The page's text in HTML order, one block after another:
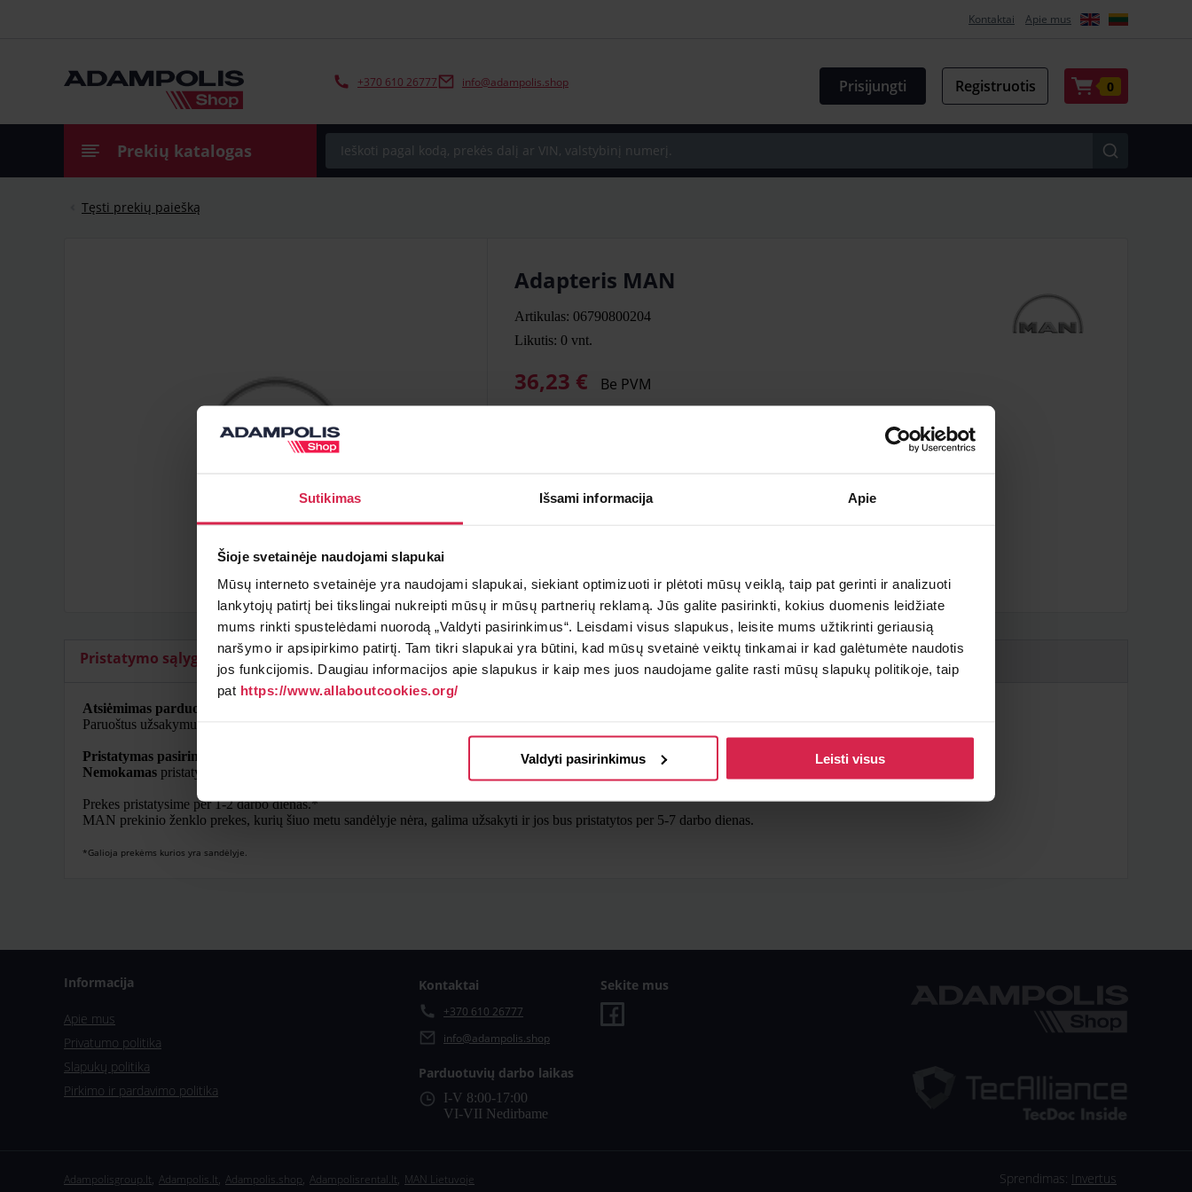
Sutikimas Išsami informacija Apie
Šioje svetainėje naudojami slapukai
Mūsų interneto svetainėje yra naudojami slapukai, siekiant optimizuoti ir plėtoti mūsų veiklą, taip pat gerinti ir analizuoti
lankytojų patirtį bei tikslingai nukreipti mūsų ir mūsų partnerių reklamą. Jūs galite pasirinkti, kokius duomenis leidžiate
mums rinkti spustelėdami nuorodą „Valdyti pasirinkimus“. Leisdami visus slapukus, leisite mums užtikrinti geriausią
naršymo ir apsipirkimo patirtį. Tam tikri slapukai yra būtini, kad mūsų svetainė veiktų tinkamai ir kad galėtumėte naudotis
jos funkcijomis. Daugiau informacijos apie slapukus ir kaip mes juos naudojame galite rasti mūsų slapukų politikoje, taip
pat https://www.allaboutcookies.org/
Valdyti pasirinkimus Leisti visus
Kontaktai Apie mus
+370 610 26777 info@adampolis.shop Prisijungti Registruotis 0
Prekių katalogas
Tęsti prekių paiešką
Adapteris MAN
Artikulas: 06790800204
Likutis: 0 vnt.
36,23 € Be PVM
Pristatymo sąlygos Papildomi artikulai
Atsiėmimas parduotuvėje
Paruoštus užsakymus galite atsiimti pasirinktame padalinyje nemokamai.
Pristatymas pasirinktu adresu
Nemokamas pristatymas Lietuvoje užsakymams nuo 50€.
Prekes pristatysime per 1-2 darbo dienas.*
MAN prekinio ženklo prekes, kurių šiuo metu sandėlyje nėra, galima užsakyti ir jos bus pristatytos per 5-7 darbo dienas.
*Galioja prekėms kurios yra sandėlyje.
Informacija
Apie mus
Privatumo politika
Slapukų politika
Pirkimo ir pardavimo politika
Kontaktai
+370 610 26777
info@adampolis.shop
Sekite mus
Parduotuvių darbo laikas
I-V 8:00-17:00
VI-VII Nedirbame
Adampolisgroup.lt, Adampolis.lt, Adampolis.shop, Adampolisrental.lt, MAN Lietuvoje Sprendimas: Invertus